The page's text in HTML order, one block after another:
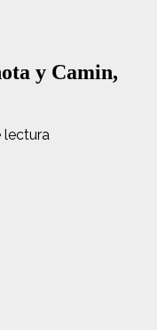
y Camin,
lectura